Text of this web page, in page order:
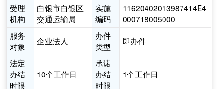
受理
机构
白银市白银区
交通运输局
实施
编码
11620402013987414E4
000718005000
服务
对象
企业法人
办件
类型
即办件
法定
办结
时限
10个工作日
承诺
办结
时限
1个工作日